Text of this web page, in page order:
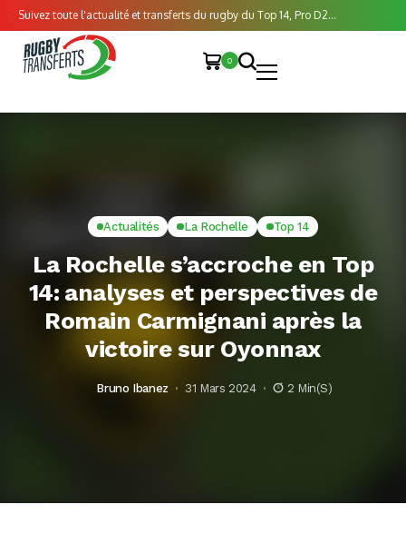
Suivez toute l'actualité et transferts du rugby du Top 14, Pro D2...
0
Actualités La Rochelle Top 14
La Rochelle s’accroche en Top
14: analyses et perspectives de
Romain Carmignani après la
victoire sur Oyonnax
Bruno Ibanez 31 Mars 2024 2 Min(s)